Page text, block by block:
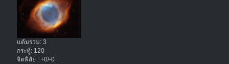
แต้มรวม: 3
กระทู้: 120
จิตพิสัย : +0/-0